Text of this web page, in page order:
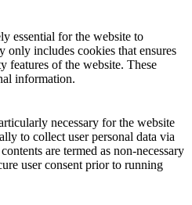
essential for the website to
only includes cookies that ensures
features of the website. These
information.
necessary for the website
to collect user personal data via
are termed as non-necessary
user consent prior to running